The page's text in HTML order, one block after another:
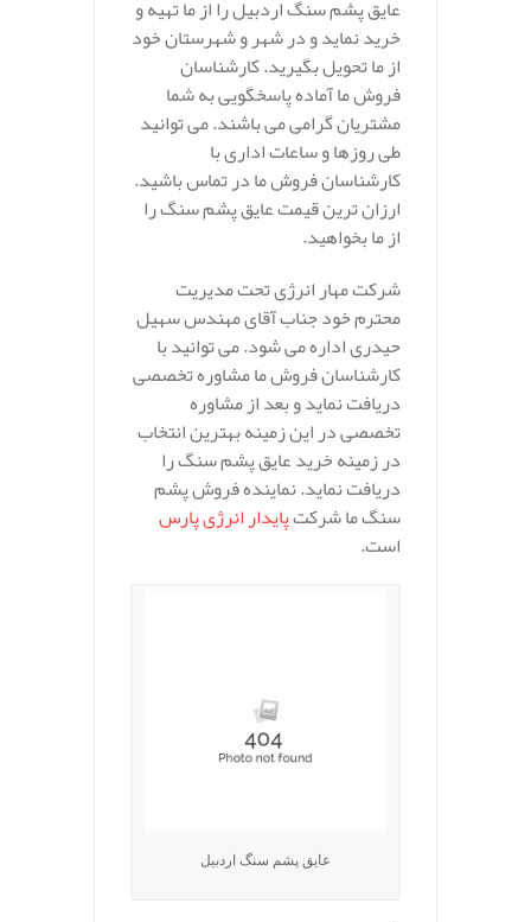
عایق پشم سنگ اردبیل را از ما تهیه و
خرید نماید و در شهر و شهرستان خود
از ما تحویل بگیرید. کارشناسان
فروش ما آماده پاسخگویی به شما
مشتریان گرامی می باشند. می توانید
طی روزها و ساعات اداری با
کارشناسان فروش ما در تماس باشید.
ارزان ترین قیمت عایق پشم سنگ را
از ما بخواهید.
شرکت مهار انرژی تحت مدیریت
محترم خود جناب آقای مهندس سهیل
حیدری اداره می شود. می توانید با
کارشناسان فروش ما مشاوره تخصصی
دریافت نماید و بعد از مشاوره
تخصصی در این زمینه بهترین انتخاب
در زمینه خرید عایق پشم سنگ را
دریافت نماید. نماینده فروش پشم
سنگ ما شرکتپایدار انرژی پارس
است.
عایق پشم سنگ اردبیل